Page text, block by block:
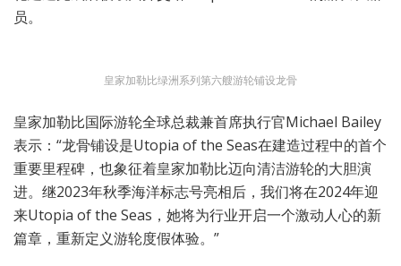
员。
皇家加勒比绿洲系列第六艘游轮铺设龙骨
皇家加勒比国际游轮全球总裁兼首席执行官Michael Bailey
表示：“龙骨铺设是Utopia of the Seas在建造过程中的首个
重要里程碑，也象征着皇家加勒比迈向清洁游轮的大胆演
进。继2023年秋季海洋标志号亮相后，我们将在2024年迎
来Utopia of the Seas，她将为行业开启一个激动人心的新
篇章，重新定义游轮度假体验。”